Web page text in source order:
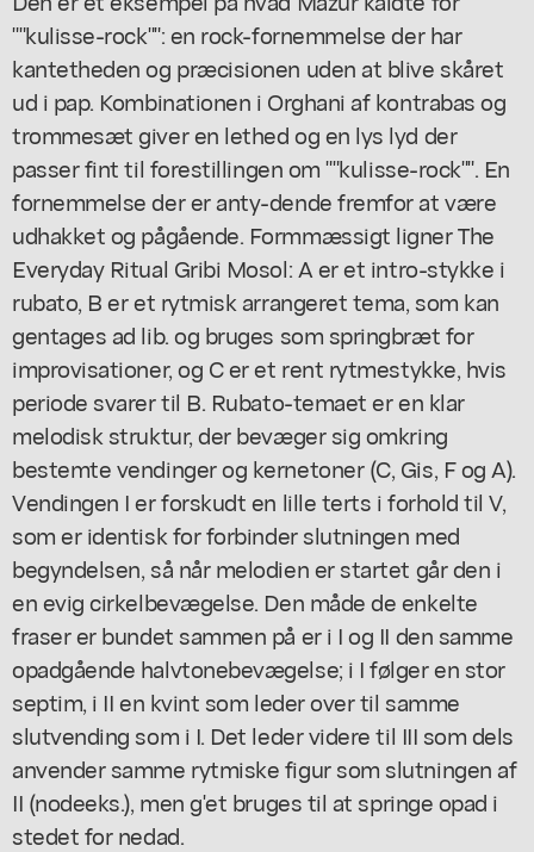
""kulisse-rock"": en rock-fornemmelse der har
kantetheden og præcisionen uden at blive skåret
ud i pap. Kombinationen i Orghani af kontrabas og
trommesæt giver en lethed og en lys lyd der
passer fint til forestillingen om ""kulisse-rock"". En
fornemmelse der er anty-dende fremfor at være
udhakket og pågående. Formmæssigt ligner The
Everyday Ritual Gribi Mosol: A er et intro-stykke i
rubato, B er et rytmisk arrangeret tema, som kan
gentages ad lib. og bruges som springbræt for
improvisationer, og C er et rent rytmestykke, hvis
periode svarer til B. Rubato-temaet er en klar
melodisk struktur, der bevæger sig omkring
bestemte vendinger og kernetoner (C, Gis, F og A).
Vendingen I er forskudt en lille terts i forhold til V,
som er identisk for forbinder slutningen med
begyndelsen, så når melodien er startet går den i
en evig cirkelbevægelse. Den måde de enkelte
fraser er bundet sammen på er i I og II den samme
opadgående halvtonebevægelse; i I følger en stor
septim, i II en kvint som leder over til samme
slutvending som i I. Det leder videre til III som dels
anvender samme rytmiske figur som slutningen af
II (nodeeks.), men g'et bruges til at springe opad i
stedet for nedad.